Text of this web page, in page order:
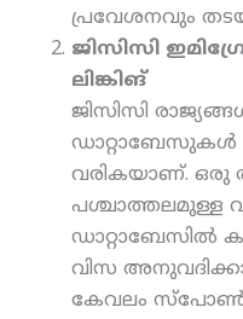
പ്രവേശനവും
ജിസിസി
ലിങ്കിങ്
ജിസിസി
ഡാറ്റാബേസുകള്‍
വരികയാണ്. ഒരു
പശ്ചാത്തലമുള്ള
ഡാറ്റാബേസില്‍
വിസ
കേവലം